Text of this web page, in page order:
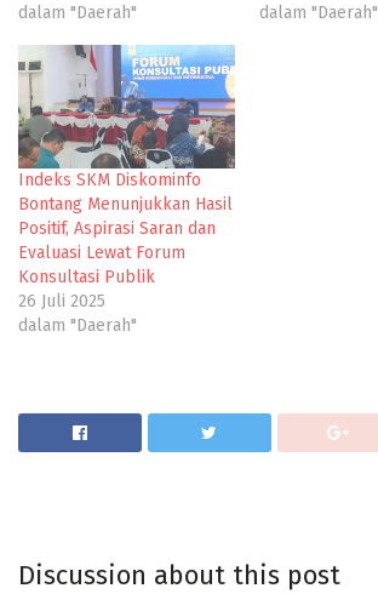
dalam "Daerah"
dalam "Daerah"
Indeks SKM Diskominfo
Bontang Menunjukkan Hasil
Positif, Aspirasi Saran dan
Evaluasi Lewat Forum
Konsultasi Publik
26 Juli 2025
dalam "Daerah"
Discussion about this post